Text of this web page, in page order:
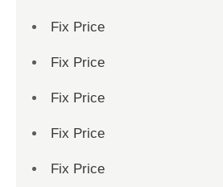
Fix Price
Fix Price
Fix Price
Fix Price
Fix Price